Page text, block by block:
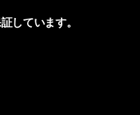
しています。